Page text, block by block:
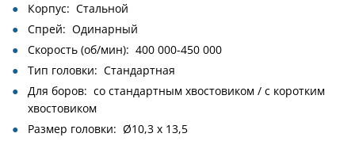
Корпус: Стальной
Спрей: Одинарный
Скорость (об/мин): 400 000-450 000
Тип головки: Стандартная
Для боров: со стандартным хвостовиком / с коротким
хвостовиком
Размер головки: Ø10,3 x 13,5